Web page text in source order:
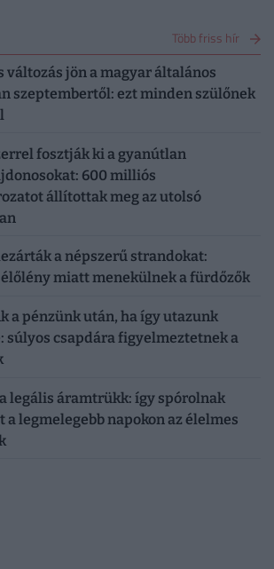
Több friss hír
változás jön a magyar általános
szeptembertől: ezt minden szülőnek
fosztják ki a gyanútlan
600 milliós
állítottak meg az utolsó
a népszerű strandokat:
miatt menekülnek a fürdőzők
a pénzünk után, ha így utazunk
súlyos csapdára figyelmeztetnek a
legális áramtrükk: így spórolnak
a legmelegebb napokon az élelmes